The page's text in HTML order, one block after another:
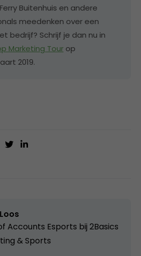
Buitenhuis en andere
meedenken over een
bedrijf? Schrijf je dan nu in
Marketing Tour op
2019.
Accounts Esports bij 2Basics
& Sports